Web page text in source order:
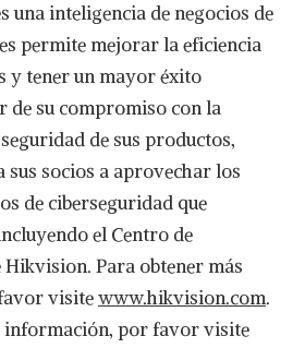
una inteligencia de negocios de
permite mejorar la eficiencia
y tener un mayor éxito
de su compromiso con la
de sus productos,
socios a aprovechar los
de ciberseguridad que
el Centro de
Hikvision. Para obtener más
visitewww.hikvision.com.
información, por favor visite